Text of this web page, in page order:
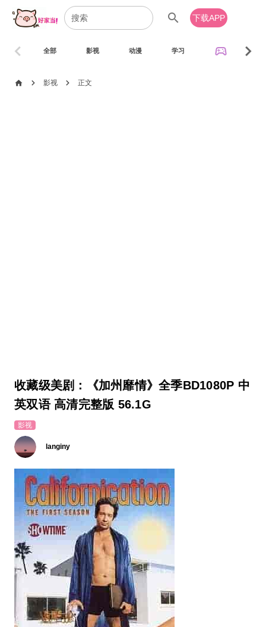
search 下载APP
全部 影视 动漫 学习 sports_esports
chevron_left chevron_right
home chevron_right 影视 chevron_right 正文
收藏级美剧：《加州靡情》全季BD1080P 中
英双语 高清完整版 56.1G
影视
langiny